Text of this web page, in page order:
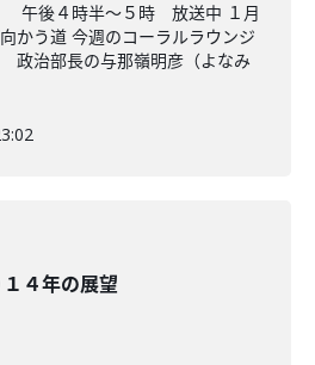
午後４時半～５時 放送中 １月
かう道 今週のコーラルラウンジ
治部長の与那嶺明彦（よなみ
１４年の展望